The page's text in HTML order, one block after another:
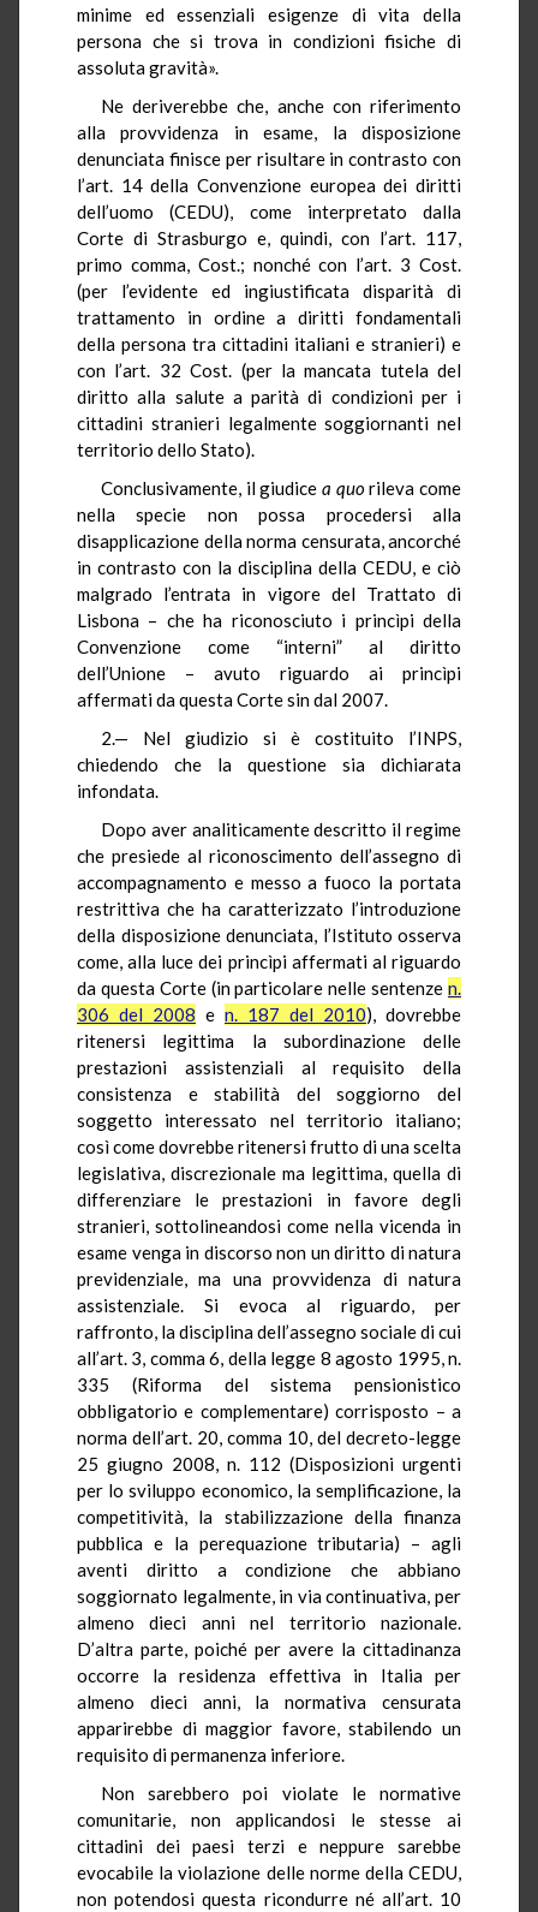
minime ed essenziali esigenze di vita della
persona che si trova in condizioni fisiche di
assoluta gravità».
Ne deriverebbe che, anche con riferimento
alla provvidenza in esame, la disposizione
denunciata finisce per risultare in contrasto con
l’art. 14 della Convenzione europea dei diritti
dell’uomo (CEDU), come interpretato dalla
Corte di Strasburgo e, quindi, con l’art. 117,
primo comma, Cost.; nonché con l’art. 3 Cost.
(per l’evidente ed ingiustificata disparità di
trattamento in ordine a diritti fondamentali
della persona tra cittadini italiani e stranieri) e
con l’art. 32 Cost. (per la mancata tutela del
diritto alla salute a parità di condizioni per i
cittadini stranieri legalmente soggiornanti nel
territorio dello Stato).
Conclusivamente, il giudice a quorileva come
nella specie non possa procedersi alla
disapplicazione della norma censurata, ancorché
in contrasto con la disciplina della CEDU, e ciò
malgrado l’entrata in vigore del Trattato di
Lisbona – che ha riconosciuto i princìpi della
Convenzione come “interni” al diritto
dell’Unione – avuto riguardo ai princìpi
affermati da questa Corte sin dal 2007.
2.— Nel giudizio si è costituito l’INPS,
chiedendo che la questione sia dichiarata
infondata.
Dopo aver analiticamente descritto il regime
che presiede al riconoscimento dell’assegno di
accompagnamento e messo a fuoco la portata
restrittiva che ha caratterizzato l’introduzione
della disposizione denunciata, l’Istituto osserva
come, alla luce dei princìpi affermati al riguardo
da questa Corte (in particolare nelle sentenze n.
306 del 2008 e n. 187 del 2010), dovrebbe
ritenersi legittima la subordinazione delle
prestazioni assistenziali al requisito della
consistenza e stabilità del soggiorno del
soggetto interessato nel territorio italiano;
così come dovrebbe ritenersi frutto di una scelta
legislativa, discrezionale ma legittima, quella di
differenziare le prestazioni in favore degli
stranieri, sottolineandosi come nella vicenda in
esame venga in discorso non un diritto di natura
previdenziale, ma una provvidenza di natura
assistenziale. Si evoca al riguardo, per
raffronto, la disciplina dell’assegno sociale di cui
all’art. 3, comma 6, della legge 8 agosto 1995, n.
335 (Riforma del sistema pensionistico
obbligatorio e complementare) corrisposto – a
norma dell’art. 20, comma 10, del decreto-legge
25 giugno 2008, n. 112 (Disposizioni urgenti
per lo sviluppo economico, la semplificazione, la
competitività, la stabilizzazione della finanza
pubblica e la perequazione tributaria) – agli
aventi diritto a condizione che abbiano
soggiornato legalmente, in via continuativa, per
almeno dieci anni nel territorio nazionale.
D’altra parte, poiché per avere la cittadinanza
occorre la residenza effettiva in Italia per
almeno dieci anni, la normativa censurata
apparirebbe di maggior favore, stabilendo un
requisito di permanenza inferiore.
Non sarebbero poi violate le normative
comunitarie, non applicandosi le stesse ai
cittadini dei paesi terzi e neppure sarebbe
evocabile la violazione delle norme della CEDU,
non potendosi questa ricondurre né all’art. 10